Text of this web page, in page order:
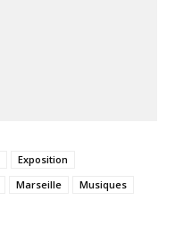
Exposition
Marseille
Musiques